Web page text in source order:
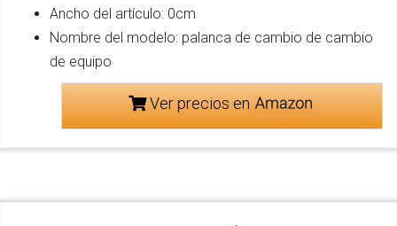
Ancho del artículo: 0cm
Nombre del modelo: palanca de cambio de cambio
de equipo
Ver precios en